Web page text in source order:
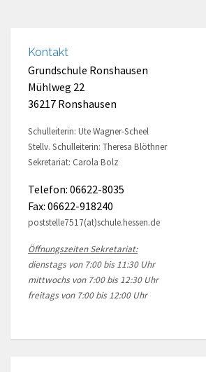
Kontakt
Grundschule Ronshausen
Mühlweg 22
36217 Ronshausen
Schulleiterin: Ute Wagner-Scheel
Stellv. Schulleiterin: Theresa Blöthner
Sekretariat: Carola Bolz
Telefon: 06622-8035
Fax: 06622-918240
poststelle7517(at)schule.hessen.de
Öffnungszeiten Sekretariat:
dienstags von 7:00 bis 11:30 Uhr
mittwochs von 7:00 bis 12:30 Uhr
freitags von 7:00 bis 12:00 Uhr